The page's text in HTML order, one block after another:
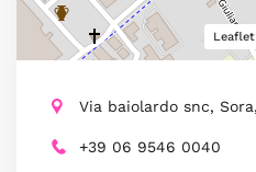
Leaflet
Via baiolardo snc,
+39 06 9546 0040